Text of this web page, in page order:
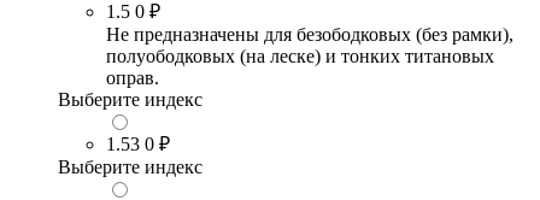
1.5 0 ₽
Не предназначены для безободковых (без рамки),
полуободковых (на леске) и тонких титановых
оправ.
Выберите индекс
1.53 0 ₽
Выберите индекс